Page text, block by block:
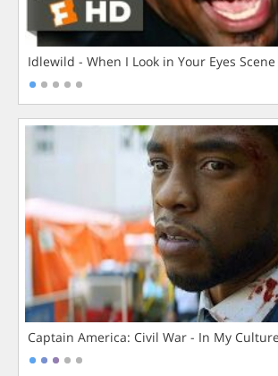
Idlewild - When I Look in Your Eyes Scene
Captain America: Civil War - In My